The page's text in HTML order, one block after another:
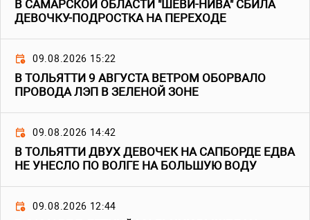
В САМАРСКОЙ ОБЛАСТИ "ШЕВИ-НИВА" СБИЛА
ДЕВОЧКУ-ПОДРОСТКА НА ПЕРЕХОДЕ
09.08.2026 15:22
В ТОЛЬЯТТИ 9 АВГУСТА ВЕТРОМ ОБОРВАЛО
ПРОВОДА ЛЭП В ЗЕЛЕНОЙ ЗОНЕ
09.08.2026 14:42
В ТОЛЬЯТТИ ДВУХ ДЕВОЧЕК НА САПБОРДЕ ЕДВА
НЕ УНЕСЛО ПО ВОЛГЕ НА БОЛЬШУЮ ВОДУ
09.08.2026 12:44